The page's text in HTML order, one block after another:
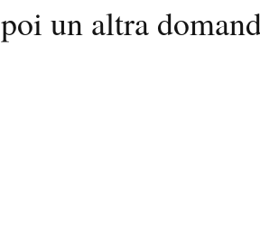
poi un altra